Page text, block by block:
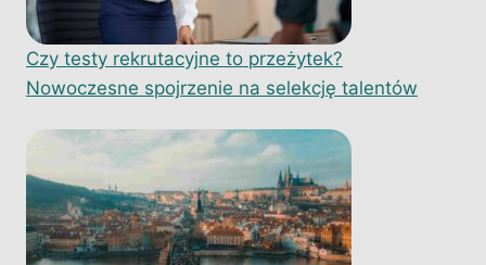
Czy testy rekrutacyjne to przeżytek?
Nowoczesne spojrzenie na selekcję talentów